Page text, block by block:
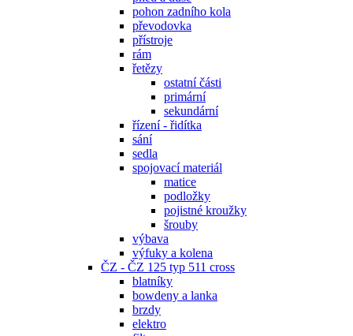
pohon zadního kola
převodovka
přístroje
rám
řetězy
ostatní části
primární
sekundární
řízení - řidítka
sání
sedla
spojovací materiál
matice
podložky
pojistné kroužky
šrouby
výbava
výfuky a kolena
ČZ - ČZ 125 typ 511 cross
blatníky
bowdeny a lanka
brzdy
elektro